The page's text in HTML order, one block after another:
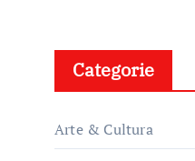
Categorie
Arte & Cultura